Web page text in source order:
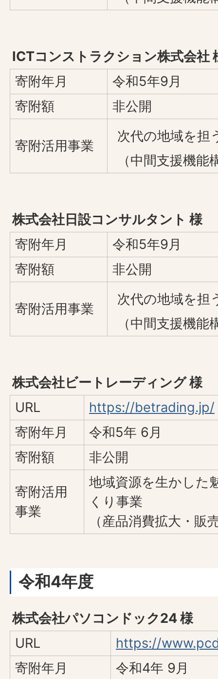
ICTコンストラクション株式会社
寄附年月
令和5年9月
寄附額
非公開
寄附活用事業
次代の地域を担
（中間支援機能
株式会社日設コンサルタント 様
寄附年月
令和5年9月
寄附額
非公開
寄附活用事業
次代の地域を担
（中間支援機能
株式会社ビートレーディング 様
URL
https://betrading.jp/
寄附年月
令和5年 6月
寄附額
非公開
寄附活用
事業
地域資源を生かした
くり事業
（産品消費拡大・販
令和4年度
株式会社パソコンドック24 様
URL
https://
寄附年月
令和4年 9月